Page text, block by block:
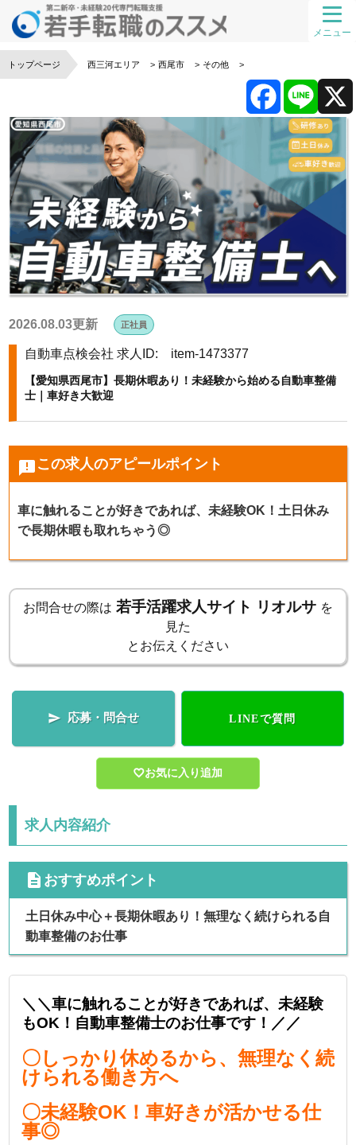
メニュー
トップページ 西三河エリア 西尾市 その他
2026.08.03更新 正社員
自動車点検会社 求人ID: item-1473377
【愛知県西尾市】長期休暇あり！未経験から始める自動車整備
士｜車好き大歓迎
announcement この求人のアピールポイント
車に触れることが好きであれば、未経験OK！土日休み
で長期休暇も取れちゃう◎
お問合せの際は 若手活躍求人サイト リオルサ を
見た
とお伝えください
 応募・問合せ LINEで質問
お気に入り追加
求人内容紹介
cdescription おすすめポイント
土日休み中心＋長期休暇あり！無理なく続けられる自
動車整備のお仕事
a
c
e
b
o
k
L
i
n
e
＼＼車に触れることが好きであれば、未経験
もOK！自動車整備士のお仕事です！／／
〇しっかり休めるから、無理なく続
けられる働き方へ
〇未経験OK！車好きが活かせる仕
事◎